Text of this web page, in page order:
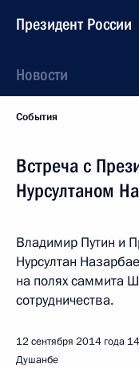
Президент России
Новости
События
Встреча с
Нурсултаном
Владимир Путин и
Нурсултан
на полях саммита
сотрудничества.
12 сентября 2014 года
Душанбе